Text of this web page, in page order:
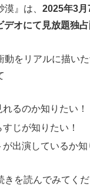
』は、 2025年3月
オにて見放題独占
動をリアルに描い
るのか知りたい！
じが知りたい！
出演しているか知
を読んでみてくだ